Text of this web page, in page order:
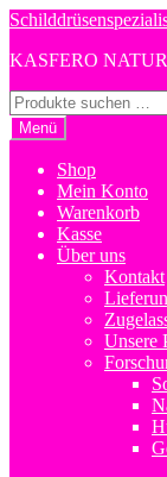
Zur
springen
Zum
springen
KASFERO
Suchen
nach:
Menü
Shop
Mein Konto
Warenkorb
Kasse
Über uns
Kontakt
Unsere